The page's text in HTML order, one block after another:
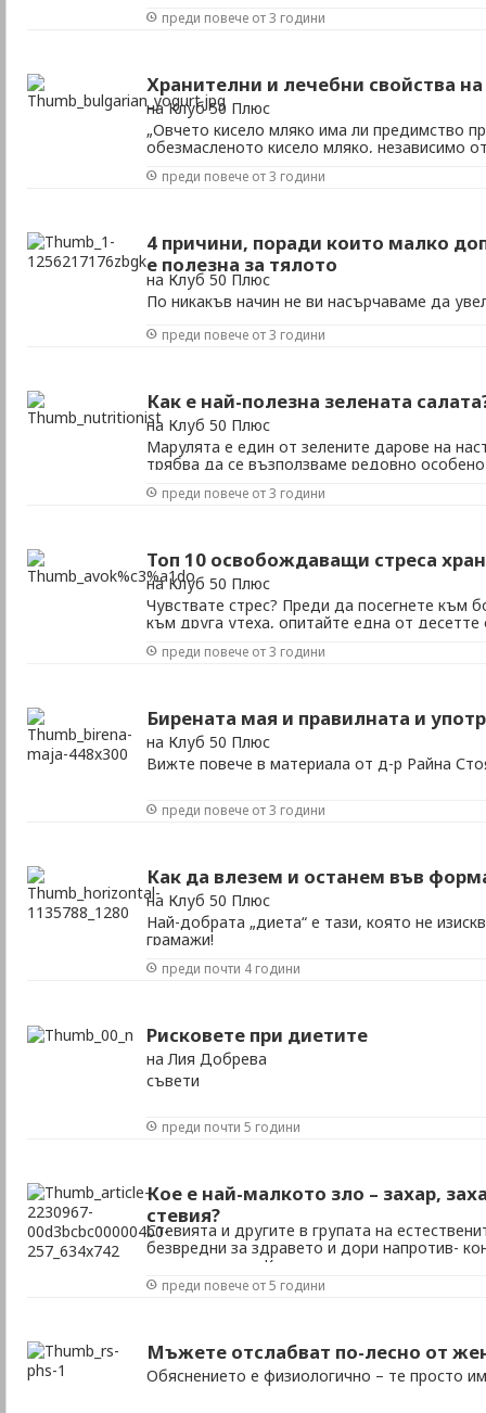
характерната за сезона пролетна алергия.
преди повече от 3 години
Хранителни и лечебни свойства
на Клуб 50 Плюс
„Овчето кисело мляко има ли предимство
обезмасленото кисело мляко, независимо
преди повече от 3 години
4 причини, поради които малко
е полезна за тялото
на Клуб 50 Плюс
По никакъв начин не ви насърчаваме да
порции, след като прочетете този материал!
преди повече от 3 години
Как е най-полезна зелената
на Клуб 50 Плюс
Марулята е един от зелените дарове на
трябва да се възползваме редовно
преди повече от 3 години
Топ 10 освобождаващи стреса
на Клуб 50 Плюс
Чувствате стрес? Преди да посегнете към
към друга утеха, опитайте една от
преди повече от 3 години
Бирената мая и правилната и
на Клуб 50 Плюс
Вижте повече в материала от д-р Райна
преди повече от 3 години
Как да влезем и останем във
на Клуб 50 Плюс
Най-добрата „диета“ е тази, която не
грамажи!
преди почти 4 години
Рисковете при диетите
на Лия Добрева
съвети
преди почти 5 години
Кое е най-малкото зло – захар,
стевия?
Стевията и другите в групата на
безвредни за здравето и дори напротив-
здравни ползи. Към тази група спада и
от рожков, които също добиват все по-
преди повече от 5 години
Мъжете отслабват по-лесно от
Обяснението е физиологично – те просто